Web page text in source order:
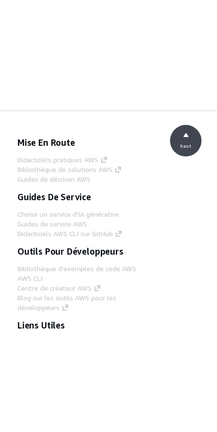
Mise En Route
Didacticiels pratiques AWS
Bibliothèque de solutions AWS
Guides de décision AWS
Guides De Service
Choisir un service d'IA générative
Guides de service AWS
Didacticiels AWS CLI sur GitHub
Outils Pour Développeurs
Bibliothèque d'exemples de code AWS
AWS CLI
Centre de créateur AWS
Blog sur les outils AWS pour les
développeurs
Liens Utiles
haut